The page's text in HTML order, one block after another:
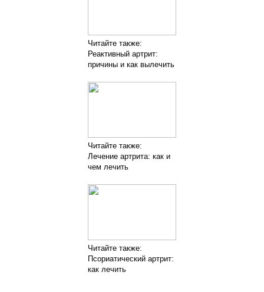
Читайте также:
Реактивный артрит:
причины и как вылечить
Читайте также:
Лечение артрита: как и
чем лечить
Читайте также:
Псориатический артрит:
как лечить